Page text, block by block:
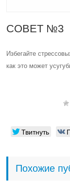
СОВЕТ №3
Избегайте
как это может
Твитнуть
Похожие